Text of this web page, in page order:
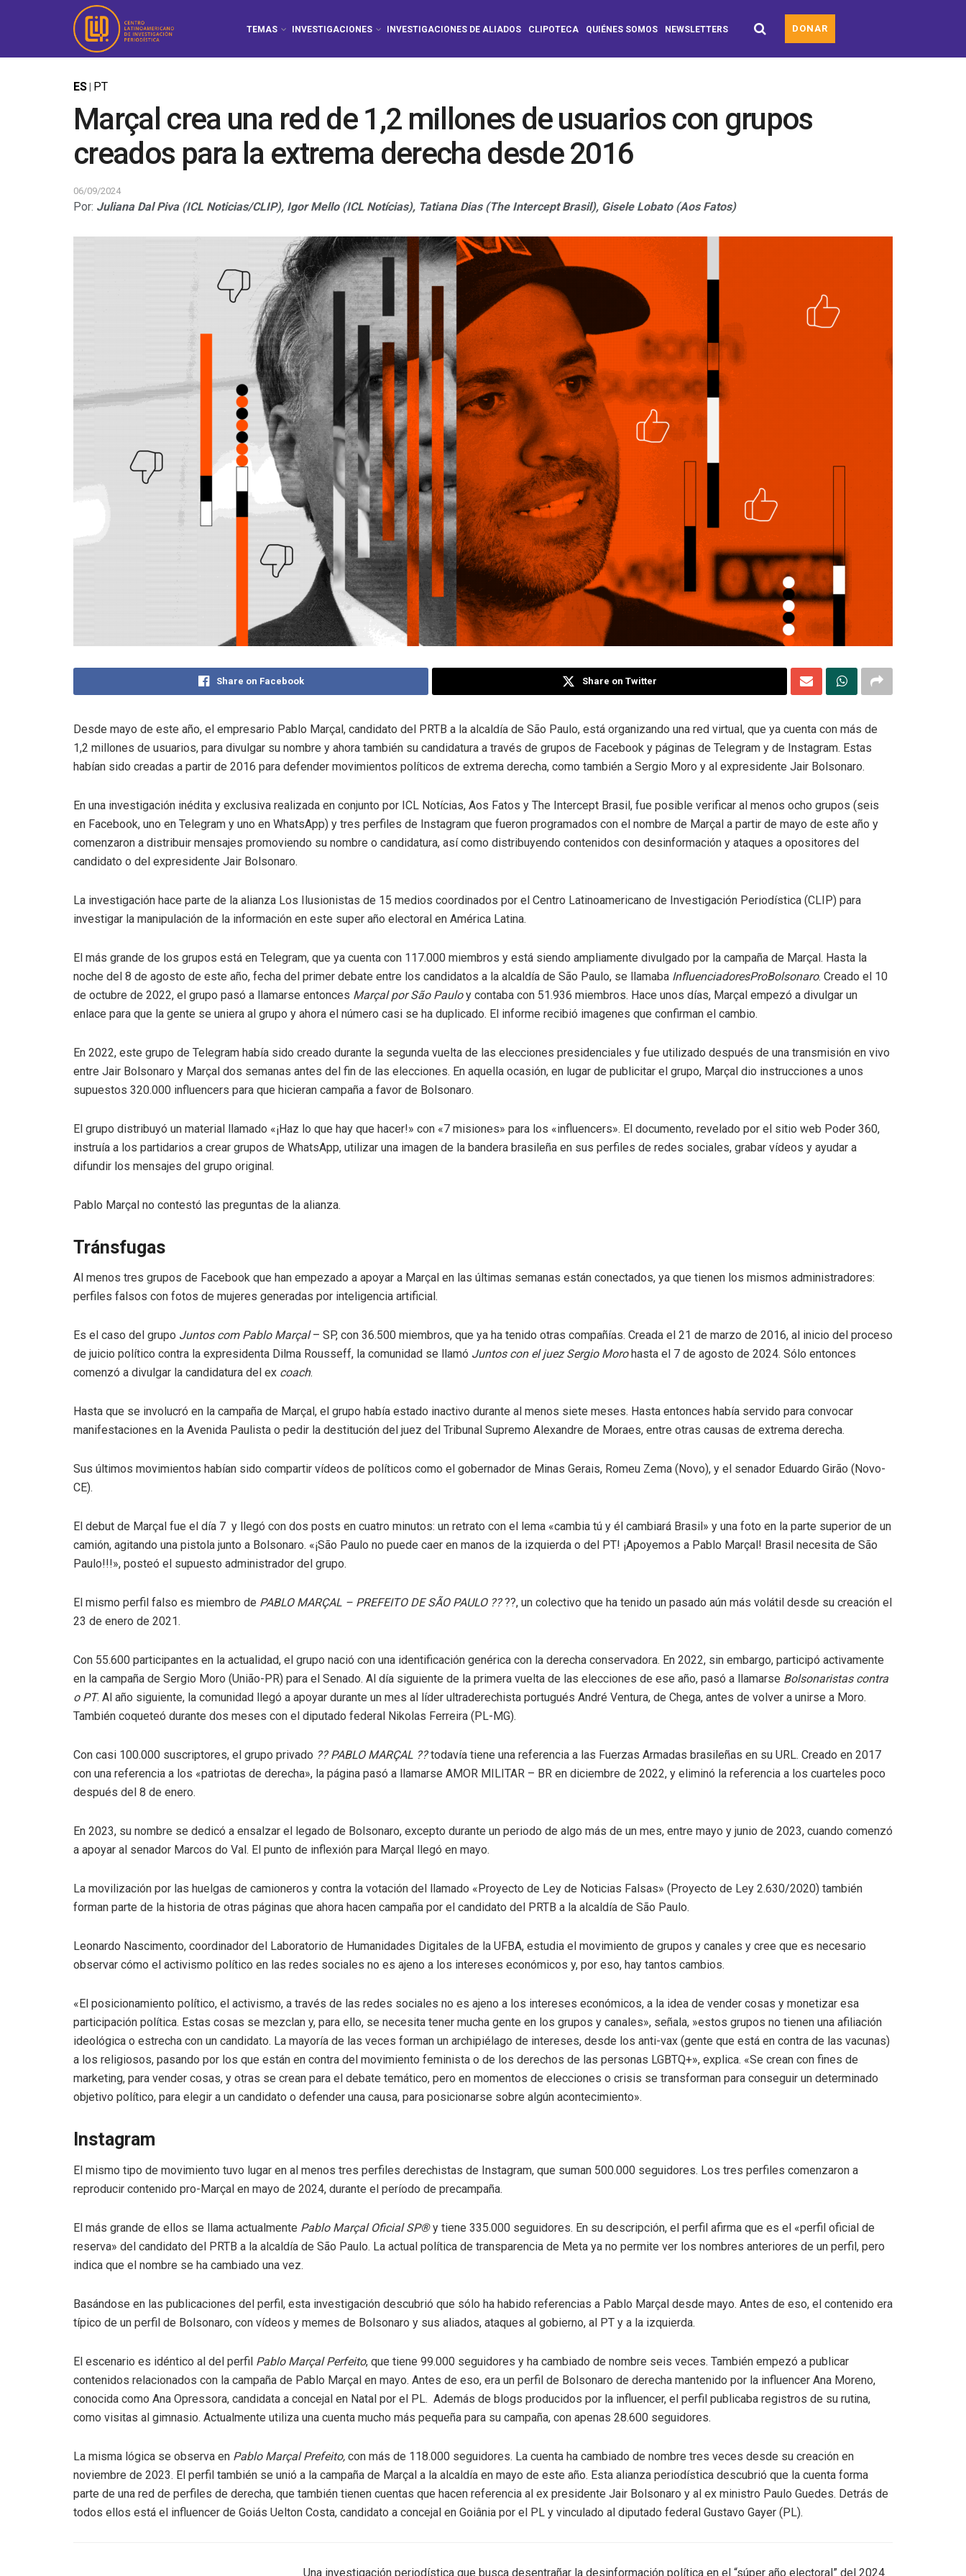
TEMAS INVESTIGACIONES INVESTIGACIONES DE ALIADOS CLIPOTECA QUIÉNES SOMOS NEWSLETTERS DONAR
ES PT
Marçal crea una red de 1,2 millones de usuarios con grupos
creados para la extrema derecha desde 2016
06/09/2024
Por: Juliana Dal Piva (ICL Noticias/CLIP), Igor Mello (ICL Notícias), Tatiana Dias (The Intercept Brasil), Gisele Lobato (Aos Fatos)
Share on Facebook Share on Twitter
Desde mayo de este año, el empresario Pablo Marçal, candidato del PRTB a la alcaldía de São Paulo, está organizando una red virtual, que ya cuenta con más de
1,2 millones de usuarios, para divulgar su nombre y ahora también su candidatura a través de grupos de Facebook y páginas de Telegram y de Instagram. Estas
habían sido creadas a partir de 2016 para defender movimientos políticos de extrema derecha, como también a Sergio Moro y al expresidente Jair Bolsonaro.
En una investigación inédita y exclusiva realizada en conjunto por ICL Notícias, Aos Fatos y The Intercept Brasil, fue posible verificar al menos ocho grupos (seis
en Facebook, uno en Telegram y uno en WhatsApp) y tres perfiles de Instagram que fueron programados con el nombre de Marçal a partir de mayo de este año y
comenzaron a distribuir mensajes promoviendo su nombre o candidatura, así como distribuyendo contenidos con desinformación y ataques a opositores del
candidato o del expresidente Jair Bolsonaro.
La investigación hace parte de la alianza Los Ilusionistas de 15 medios coordinados por el Centro Latinoamericano de Investigación Periodística (CLIP) para
investigar la manipulación de la información en este super año electoral en América Latina.
El más grande de los grupos está en Telegram, que ya cuenta con 117.000 miembros y está siendo ampliamente divulgado por la campaña de Marçal. Hasta la
noche del 8 de agosto de este año, fecha del primer debate entre los candidatos a la alcaldía de São Paulo, se llamaba InfluenciadoresProBolsonaro. Creado el 10
de octubre de 2022, el grupo pasó a llamarse entonces Marçal por São Pauloy contaba con 51.936 miembros. Hace unos días, Marçal empezó a divulgar un
enlace para que la gente se uniera al grupo y ahora el número casi se ha duplicado. El informe recibió imagenes que confirman el cambio.
En 2022, este grupo de Telegram había sido creado durante la segunda vuelta de las elecciones presidenciales y fue utilizado después de una transmisión en vivo
entre Jair Bolsonaro y Marçal dos semanas antes del fin de las elecciones. En aquella ocasión, en lugar de publicitar el grupo, Marçal dio instrucciones a unos
supuestos 320.000 influencers para que hicieran campaña a favor de Bolsonaro.
El grupo distribuyó un material llamado «¡Haz lo que hay que hacer!» con «7 misiones» para los «influencers». El documento, revelado por el sitio web Poder 360,
instruía a los partidarios a crear grupos de WhatsApp, utilizar una imagen de la bandera brasileña en sus perfiles de redes sociales, grabar vídeos y ayudar a
difundir los mensajes del grupo original.
Pablo Marçal no contestó las preguntas de la alianza.
Tránsfugas
Al menos tres grupos de Facebook que han empezado a apoyar a Marçal en las últimas semanas están conectados, ya que tienen los mismos administradores:
perfiles falsos con fotos de mujeres generadas por inteligencia artificial.
Es el caso del grupo Juntos com Pablo Marçal– SP, con 36.500 miembros, que ya ha tenido otras compañías. Creada el 21 de marzo de 2016, al inicio del proceso
de juicio político contra la expresidenta Dilma Rousseff, la comunidad se llamó Juntos con el juez Sergio Morohasta el 7 de agosto de 2024. Sólo entonces
comenzó a divulgar la candidatura del ex coach.
Hasta que se involucró en la campaña de Marçal, el grupo había estado inactivo durante al menos siete meses. Hasta entonces había servido para convocar
manifestaciones en la Avenida Paulista o pedir la destitución del juez del Tribunal Supremo Alexandre de Moraes, entre otras causas de extrema derecha.
Sus últimos movimientos habían sido compartir vídeos de políticos como el gobernador de Minas Gerais, Romeu Zema (Novo), y el senador Eduardo Girão (Novo-
CE).
El debut de Marçal fue el día 7 y llegó con dos posts en cuatro minutos: un retrato con el lema «cambia tú y él cambiará Brasil» y una foto en la parte superior de un
camión, agitando una pistola junto a Bolsonaro. «¡São Paulo no puede caer en manos de la izquierda o del PT! ¡Apoyemos a Pablo Marçal! Brasil necesita de São
Paulo!!!», posteó el supuesto administrador del grupo.
El mismo perfil falso es miembro de PABLO MARÇAL – PREFEITO DE SÃO PAULO ????, un colectivo que ha tenido un pasado aún más volátil desde su creación el
23 de enero de 2021.
Con 55.600 participantes en la actualidad, el grupo nació con una identificación genérica con la derecha conservadora. En 2022, sin embargo, participó activamente
en la campaña de Sergio Moro (União-PR) para el Senado. Al día siguiente de la primera vuelta de las elecciones de ese año, pasó a llamarse Bolsonaristas contra
o PT. Al año siguiente, la comunidad llegó a apoyar durante un mes al líder ultraderechista portugués André Ventura, de Chega, antes de volver a unirse a Moro.
También coqueteó durante dos meses con el diputado federal Nikolas Ferreira (PL-MG).
Con casi 100.000 suscriptores, el grupo privado ??PABLO MARÇAL ??todavía tiene una referencia a las Fuerzas Armadas brasileñas en su URL. Creado en 2017
con una referencia a los «patriotas de derecha», la página pasó a llamarse AMOR MILITAR – BR en diciembre de 2022, y eliminó la referencia a los cuarteles poco
después del 8 de enero.
En 2023, su nombre se dedicó a ensalzar el legado de Bolsonaro, excepto durante un periodo de algo más de un mes, entre mayo y junio de 2023, cuando comenzó
a apoyar al senador Marcos do Val. El punto de inflexión para Marçal llegó en mayo.
La movilización por las huelgas de camioneros y contra la votación del llamado «Proyecto de Ley de Noticias Falsas» (Proyecto de Ley 2.630/2020) también
forman parte de la historia de otras páginas que ahora hacen campaña por el candidato del PRTB a la alcaldía de São Paulo.
Leonardo Nascimento, coordinador del Laboratorio de Humanidades Digitales de la UFBA, estudia el movimiento de grupos y canales y cree que es necesario
observar cómo el activismo político en las redes sociales no es ajeno a los intereses económicos y, por eso, hay tantos cambios.
«El posicionamiento político, el activismo, a través de las redes sociales no es ajeno a los intereses económicos, a la idea de vender cosas y monetizar esa
participación política. Estas cosas se mezclan y, para ello, se necesita tener mucha gente en los grupos y canales», señala, »estos grupos no tienen una afiliación
ideológica o estrecha con un candidato. La mayoría de las veces forman un archipiélago de intereses, desde los anti-vax (gente que está en contra de las vacunas)
a los religiosos, pasando por los que están en contra del movimiento feminista o de los derechos de las personas LGBTQ+», explica. «Se crean con fines de
marketing, para vender cosas, y otras se crean para el debate temático, pero en momentos de elecciones o crisis se transforman para conseguir un determinado
objetivo político, para elegir a un candidato o defender una causa, para posicionarse sobre algún acontecimiento».
Instagram
El mismo tipo de movimiento tuvo lugar en al menos tres perfiles derechistas de Instagram, que suman 500.000 seguidores. Los tres perfiles comenzaron a
reproducir contenido pro-Marçal en mayo de 2024, durante el período de precampaña.
El más grande de ellos se llama actualmente Pablo Marçal Oficial SP®y tiene 335.000 seguidores. En su descripción, el perfil afirma que es el «perfil oficial de
reserva» del candidato del PRTB a la alcaldía de São Paulo. La actual política de transparencia de Meta ya no permite ver los nombres anteriores de un perfil, pero
indica que el nombre se ha cambiado una vez.
Basándose en las publicaciones del perfil, esta investigación descubrió que sólo ha habido referencias a Pablo Marçal desde mayo. Antes de eso, el contenido era
típico de un perfil de Bolsonaro, con vídeos y memes de Bolsonaro y sus aliados, ataques al gobierno, al PT y a la izquierda.
El escenario es idéntico al del perfil Pablo Marçal Perfeito, que tiene 99.000 seguidores y ha cambiado de nombre seis veces. También empezó a publicar
contenidos relacionados con la campaña de Pablo Marçal en mayo. Antes de eso, era un perfil de Bolsonaro de derecha mantenido por la influencer Ana Moreno,
conocida como Ana Opressora, candidata a concejal en Natal por el PL. Además de blogs producidos por la influencer, el perfil publicaba registros de su rutina,
como visitas al gimnasio. Actualmente utiliza una cuenta mucho más pequeña para su campaña, con apenas 28.600 seguidores.
La misma lógica se observa en Pablo Marçal Prefeito, con más de 118.000 seguidores. La cuenta ha cambiado de nombre tres veces desde su creación en
noviembre de 2023. El perfil también se unió a la campaña de Marçal a la alcaldía en mayo de este año. Esta alianza periodística descubrió que la cuenta forma
parte de una red de perfiles de derecha, que también tienen cuentas que hacen referencia al ex presidente Jair Bolsonaro y al ex ministro Paulo Guedes. Detrás de
todos ellos está el influencer de Goiás Uelton Costa, candidato a concejal en Goiânia por el PL y vinculado al diputado federal Gustavo Gayer (PL).
Una investigación periodística que busca desentrañar la desinformación política en el “súper año electoral” del 2024